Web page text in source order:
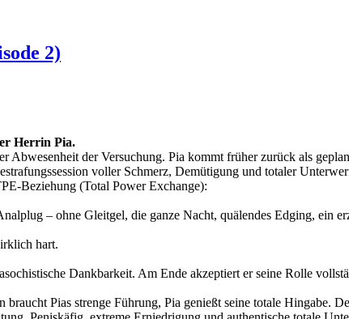
2)
Herrin Pia.
der Versuchung. Pia kommt früher zurück als
voller Schmerz, Demütigung und totaler
Beziehung (Total Power Exchange):
– ohne Gleitgel, die ganze Nacht, quälendes Edging, ein
hart.
Dankbarkeit. Am Ende akzeptiert er seine Rolle
Pias strenge Führung, Pia genießt seine totale Hingabe.